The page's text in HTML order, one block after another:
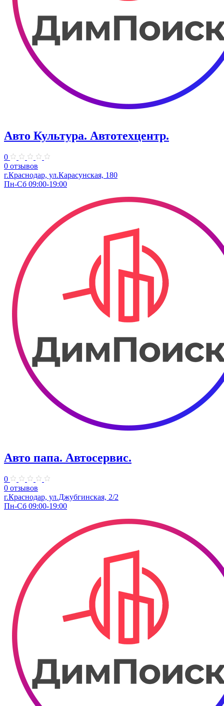
Авто Культура. ​Автотехцентр.
0
0 отзывов
​г.Краснодар, ул.Карасунская, 180
Пн-Сб 09:00-19:00
Авто папа. ​Автосервис.
0
0 отзывов
г.Краснодар, ул.Джубгинская, 2/2
Пн-Сб 09:00-19:00